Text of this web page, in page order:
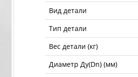
Вид детали
Тип детали
Вес детали (кг)
Диаметр Ду(Dn) (мм)